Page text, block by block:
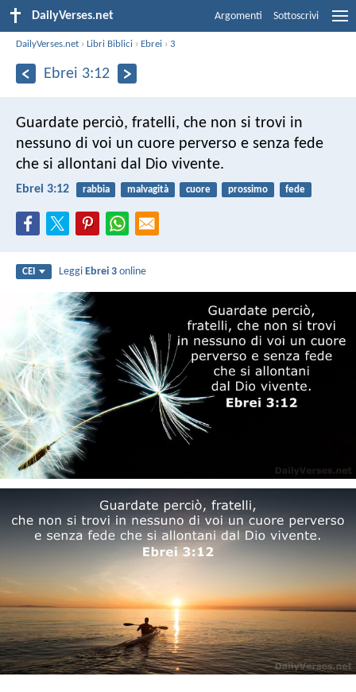
DailyVerses.net Argomenti Sottoscrivi
DailyVerses.net ›Libri Biblici › Ebrei ›3
Ebrei 3:12
Guardate perciò, fratelli, che non si trovi in
nessuno di voi un cuore perverso e senza fede
che si allontani dal Dio vivente.
Ebrei 3:12 rabbia malvagità cuore prossimo fede
CEI LeggiEbrei 3 online